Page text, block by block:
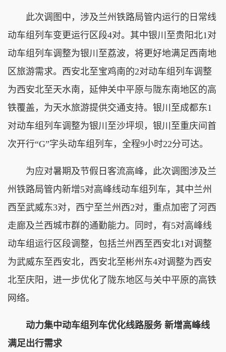
此次调图中，涉及兰州铁路局管内运行的日常线
动车组列车变更运行区段4对。其中银川至贵阳北1对
动车组列车调整为银川至荔波，将更好地满足西南地
区旅游需求。西安北至宝鸡南的2对动车组列车调整
为西安北至天水南，延伸关中平原与陇东南地区的高
铁覆盖，为天水旅游提供交通支持。银川至成都东1
对动车组列车调整为银川至沙坪坝，银川至重庆间首
次开行“G”字头动车组列车，全程9小时22分可达。
为应对暑期及节假日客流高峰，此次调图涉及兰
州铁路局管内新增5对高峰线动车组列车，其中兰州
西至武威东3对，西宁至兰州西2对，重点加密了河西
走廊及兰西城市群的通勤能力。同时，有5对高峰线
动车组运行区段调整，包括兰州西至西安北1对调整
为武威东至西安北，西安北至彬州东4对调整为西安
北至庆阳，进一步优化了陇东地区与关中平原的高铁
网络。
动力集中动车组列车优化线路服务 新增高峰线
满足出行需求